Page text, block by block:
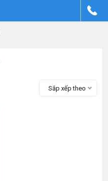
Sắp xếp theo